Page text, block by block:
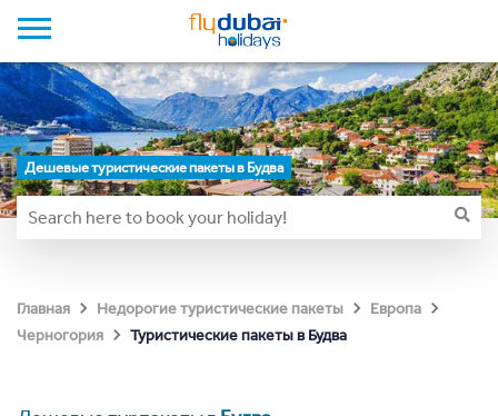
Дешевые туристические пакеты в Будва
Главная Недорогие туристические пакеты
Европа
Черногория
Туристические пакеты в Будва